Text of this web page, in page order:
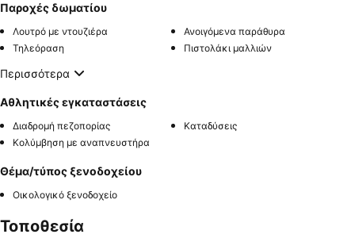
Παροχές δωματίου
Λουτρό με ντουζιέρα
Ανοιγόμενα παράθυρα
Τηλεόραση
Πιστολάκι μαλλιών
Περισσότερα
Αθλητικές εγκαταστάσεις
Διαδρομή πεζοπορίας
Καταδύσεις
Κολύμβηση με αναπνευστήρα
Θέμα/τύπος ξενοδοχείου
Οικολογικό ξενοδοχείο
Τοποθεσία